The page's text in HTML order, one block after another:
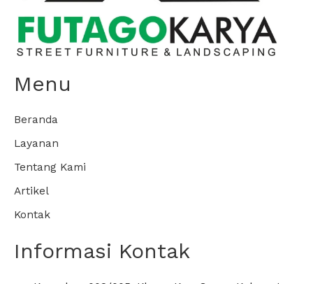
Menu
Beranda
Layanan
Tentang Kami
Artikel
Kontak
Informasi Kontak